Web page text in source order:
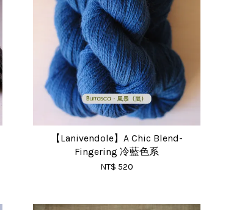
【Lanivendole】A Chic Blend-
Fingering 冷藍色系
NT$ 520